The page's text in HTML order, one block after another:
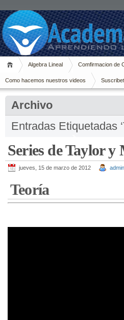
Algebra Lineal Comfirmacion de
Como hacemos nuestros videos
Archivo
Entradas Etiquetadas
Series de Taylor
jueves, 15 de marzo de 2012 admin
Teoría